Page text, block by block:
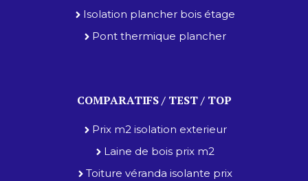
Isolation plancher bois étage
Pont thermique plancher
COMPARATIFS / TEST / TOP
Prix m2 isolation exterieur
Laine de bois prix m2
Toiture véranda isolante prix